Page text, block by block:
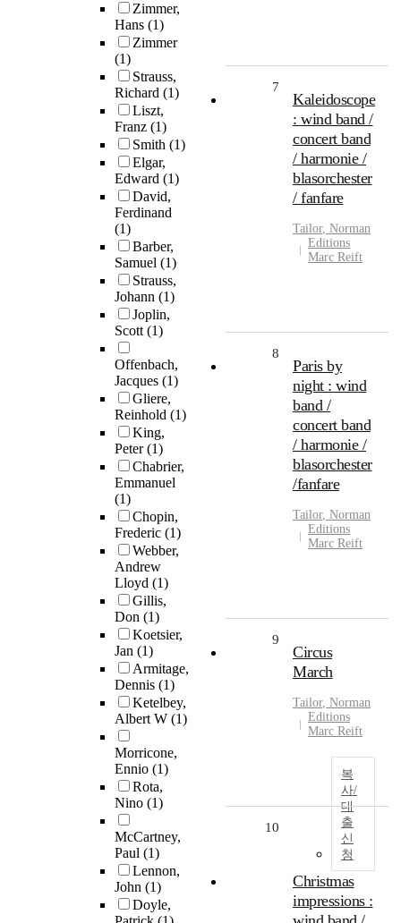
Zimmer,
Hans (1)
Zimmer
(1)
Strauss,
Richard (1)
Liszt,
Franz (1)
Smith (1)
Elgar,
Edward (1)
David,
Ferdinand
(1)
Barber,
Samuel (1)
Strauss,
Johann (1)
Joplin,
Scott(1)
Offenbach,
Jacques (1)
Gliere,
Reinhold (1)
King,
Peter(1)
Chabrier,
Emmanuel
(1)
Chopin,
Frederic (1)
Webber,
Andrew
Lloyd (1)
Gillis,
Don (1)
Koetsier,
Jan (1)
Armitage,
Dennis (1)
Ketelbey,
Albert W (1)
Morricone,
Ennio (1)
Rota,
Nino (1)
McCartney,
Paul (1)
Lennon,
John (1)
Doyle,
7
Kaleidoscope
: wind band /
concert band
/ harmonie /
blasorchester
/ fanfare
Tailor, Norman
Editions
Marc Reift
8
Paris by
night : wind
band /
concert band
/ harmonie /
blasorchester
/fanfare
Tailor, Norman
Editions
Marc Reift
9
Circus
March
Tailor, Norman
Editions
Marc Reift
복
사/
대
출
신
청
10
Christmas
impressions :